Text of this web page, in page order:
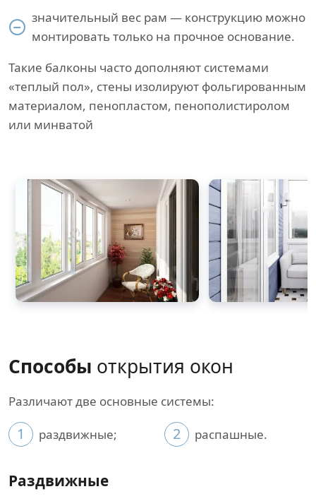
значительный вес рам — конструкцию можно
монтировать только на прочное основание.
Такие балконы часто дополняют системами
«теплый пол», стены изолируют фольгированным
материалом, пенопластом, пенополистиролом
или минватой
Способы открытия окон
Различают две основные системы:
1 раздвижные; 2 распашные.
Раздвижные